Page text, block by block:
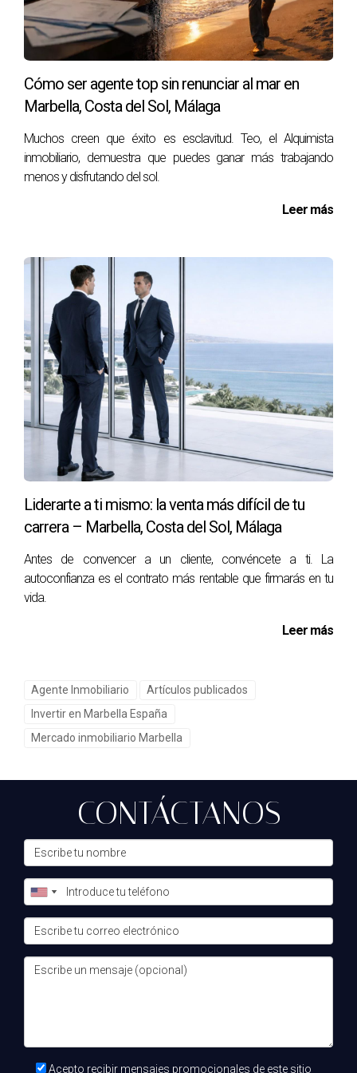
inversión.
La confianza como activo inmobiliario
invisible
Existe un factor que suele pasar desapercibido en muchos
extranjeros no adquieren únicamente una vivienda. También
compran seguridad jurídica, estabilidad institucional, calidad
logística, transmite una imagen de solvencia que puede
influir positivamente en la percepción de los inversores.
Las infraestructuras necesarias para albergar eventos
globales, la coordinación institucional, la capacidad
hotelera y la conectividad internacional son elementos que
refuerzan la confianza del mercado. Aunque no aparezcan
reflejados directamente en una escritura de compraventa,
terminan influyendo en las decisiones de muchos
compradores.
Por qué las operaciones
internacionales son más complejas de
lo que parecen
Desde fuera, puede parecer que la llegada de
compradores extranjeros es un proceso sencillo. Sin
embargo, la realidad del mercado inmobiliario internacional
Aspectos fiscales, diferencias jurídicas entre países,
planificación patrimonial, regulación urbanística,
mucho más compleja de lo que suele imaginar el
propietario medio.
Precisamente por ello, los movimientos de capital
internacional no deben analizarse únicamente desde la
óptica de la oferta y la demanda. Detrás de cada
operación existe una red de decisiones estratégicas que
condicionan el comportamiento del mercado.
Cómo ser agente top sin renunciar al mar en
Marbella, Costa del Sol, Málaga
Muchos creen que éxito es esclavitud. Teo, el Alquimista
inmobiliario, demuestra que puedes ganar más trabajando
menos y disfrutando del sol.
Leer más
Liderarte a ti mismo: la venta más difícil de tu
carrera – Marbella, Costa del Sol, Málaga
Antes de convencer a un cliente, convéncete a ti. La
autoconfianza es el contrato más rentable que firmarás en tu
vida.
Leer más
Agente Inmobiliario
Artículos publicados
Invertir en Marbella España
Mercado inmobiliario Marbella
CONTÁCTANOS
Acepto recibir mensajes promocionales de este sitio